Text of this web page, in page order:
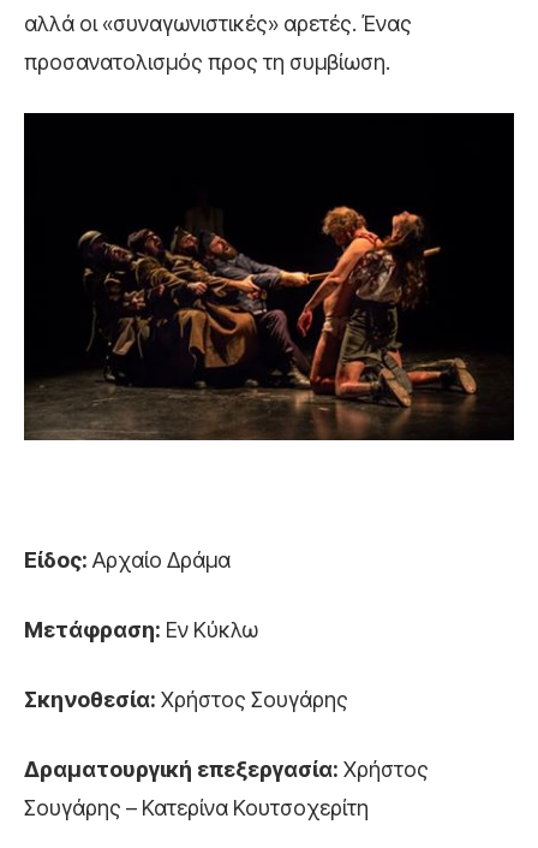
αλλά οι «συναγωνιστικές» αρετές. Ένας
προσανατολισμός προς τη συμβίωση.
Είδος: Αρχαίο Δράμα
Μετάφραση: Εν Κύκλω
Σκηνοθεσία: Χρήστος Σουγάρης
Δραματουργική επεξεργασία: Χρήστος
Σουγάρης – Κατερίνα Κουτσοχερίτη